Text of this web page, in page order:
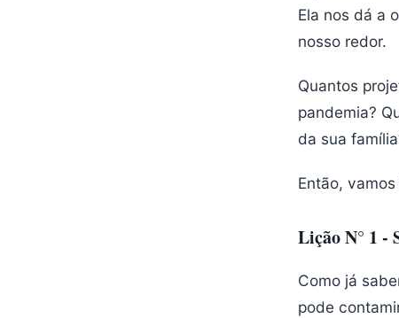
Ela nos dá a
nosso redor.
Quantos
pandemia?
da sua
Então,
Lição N° 1 -
Como já
pode